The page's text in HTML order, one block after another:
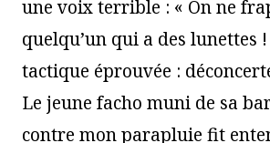
une voix terrible : « On ne
quelqu’un qui a des lunettes
tactique éprouvée :
Le jeune facho muni de sa
contre mon parapluie fit